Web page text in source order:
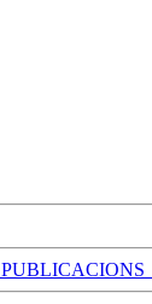
_PUBLICACIONS_